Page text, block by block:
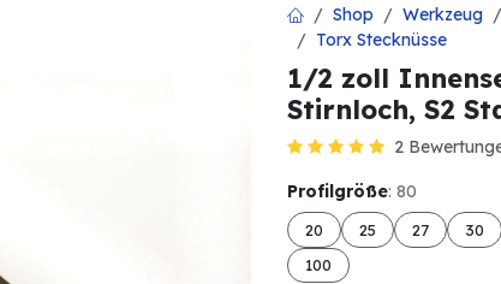
Shop Werkzeug
Torx Stecknüsse
1/2 zoll
Stirnloch, S2
2
Profilgröße: 80
20 25 27 30
100